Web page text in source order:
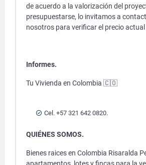
de acuerdo a la valorización del
presupuestarse, lo invitamos a
nosotros para verificar el precio actual
Informes.
Tu Vivienda en Colombia 🇨🇴
Cel. +57 321 642 0820.
QUIÉNES SOMOS.
Bienes raices en Colombia Risaralda